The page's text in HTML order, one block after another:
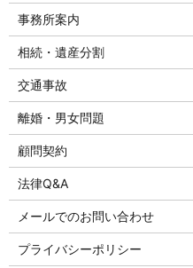
事務所案内
相続・遺産分割
交通事故
離婚・男女問題
顧問契約
法律Q&A
メールでのお問い合わせ
プライバシーポリシー